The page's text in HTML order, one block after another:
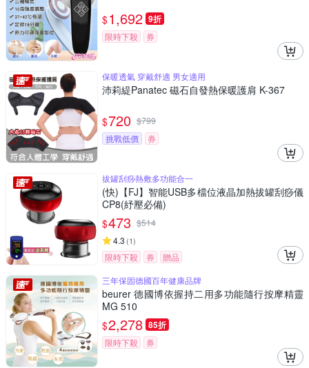
$1,692 9折
限時下殺 券
保暖透氣 穿戴舒適 男女適用
沛莉緹Panatec 磁石自發熱保暖護肩 K-367
$720 $799
挑戰低價
券
拔罐刮痧熱敷多功能合一
(快)【FJ】智能USB多檔位液晶加熱拔罐刮痧儀
CP8(紓壓必備)
$473 $514
4.3 (1)
限時下殺 券
贈品
三年保固德國百年健康品牌
beurer 德國博依握持二用多功能隨行按摩精靈
MG 510
$2,278 85折
限時下殺 券